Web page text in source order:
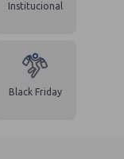
Institucional
Black Friday